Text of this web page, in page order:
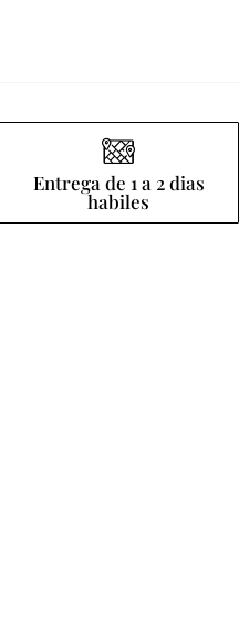
Entrega de 1 a 2 dias
habiles